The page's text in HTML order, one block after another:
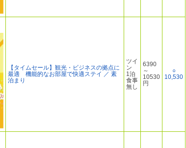
【タイムセール】観光・ビジネスの拠点に
最適 機能的なお部屋で快適ステイ ／ 素
泊まり
ツイ
ン
1泊
食事
無し
6390
～
10530
円
○
10,530